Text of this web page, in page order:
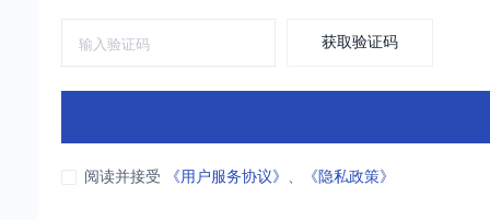
获取验证码
阅读并接受 《用户服务协议》 、 《隐私政策》